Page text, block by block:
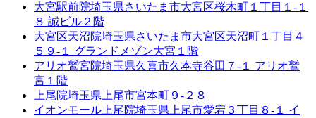
大宮駅前院埼玉県さいたま市大宮区桜木町１丁目１-１
８ 誠ビル２階
大宮区天沼院埼玉県さいたま市大宮区天沼町１丁目４
５９-１ グランドメゾン大宮１階
アリオ鷲宮院埼玉県久喜市久本寺谷田７-１ アリオ鷲
宮１階
上尾院埼玉県上尾市宮本町９-２８
イオンモール上尾院埼玉県上尾市愛宕３丁目８-１ イ